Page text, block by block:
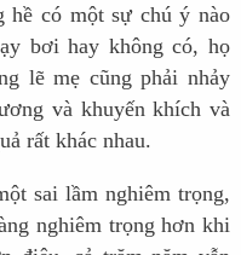
hề có một sự chú ý nào
bơi hay không có, họ
lẽ mẹ cũng phải nhảy
và khuyến khích và
rất khác nhau.
sai lầm nghiêm trọng,
nghiêm trọng hơn khi